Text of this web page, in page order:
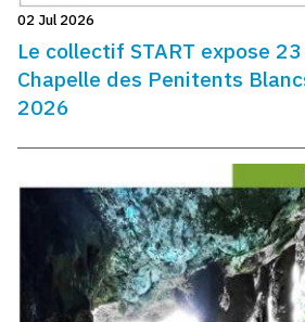
02 Jul 2026
Le collectif START expose
Chapelle des Penitents
2026